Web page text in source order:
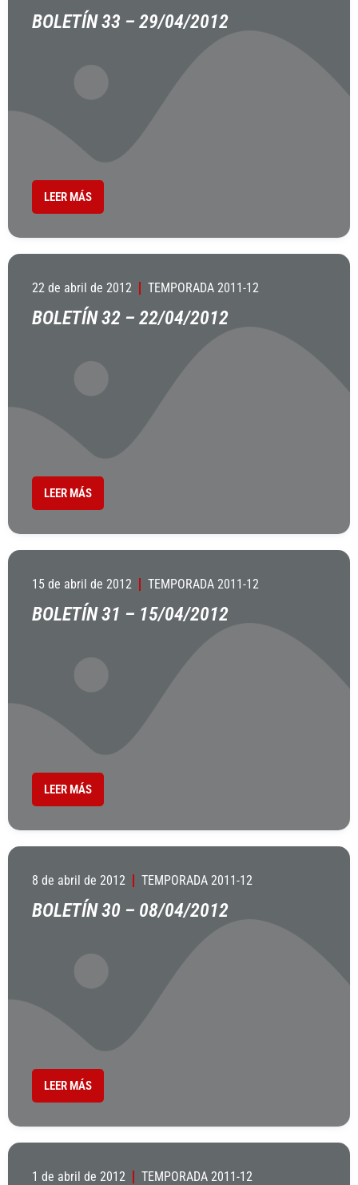
BOLETÍN 33 – 29/04/2012
LEER MÁS
22 de abril de 2012 TEMPORADA 2011-12
BOLETÍN 32 – 22/04/2012
LEER MÁS
15 de abril de 2012 TEMPORADA 2011-12
BOLETÍN 31 – 15/04/2012
LEER MÁS
8 de abril de 2012 TEMPORADA 2011-12
BOLETÍN 30 – 08/04/2012
LEER MÁS
1 de abril de 2012 TEMPORADA 2011-12